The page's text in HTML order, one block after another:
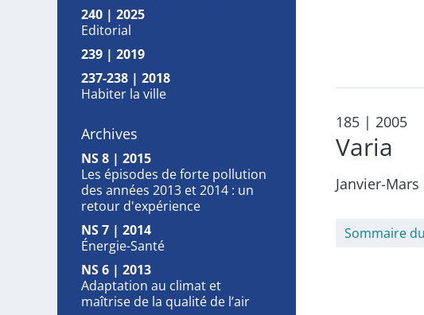
240 | 2025
Editorial
239 | 2019
237-238 | 2018
Habiter la ville
Archives
NS 8 | 2015
Les épisodes de forte pollution
des années 2013 et 2014 : un
retour d'expérience
NS 7 | 2014
Énergie-Santé
NS 6 | 2013
Adaptation au climat et
maîtrise de la qualité de l’air
185 | 2005
Varia
Janvier-Mars
Sommaire